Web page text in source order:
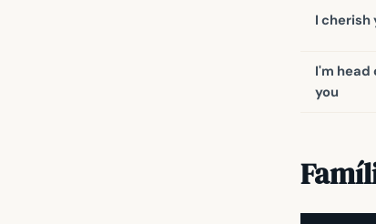
I cherish
I'm head
you